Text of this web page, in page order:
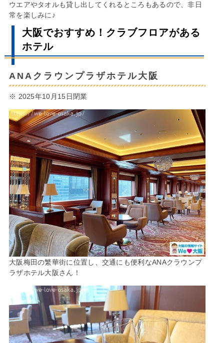
ウエアやタオルも貸し出してくれるところもあるので、非日
常を楽しみに♪
大阪でおすすめ！クラブフロアがある
ホテル
ANAクラウンプラザホテル大阪
※ 2025年10月15日閉業
大阪梅田の繁華街に位置し、交通にも便利なANAクラウンプ
ラザホテル大阪さん！